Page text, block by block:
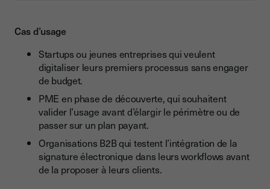
Cas d’usage
Startups ou jeunes entreprises qui veulent
digitaliser leurs premiers processus sans engager
de budget.
PME en phase de découverte, qui souhaitent
valider l’usage avant d’élargir le périmètre ou de
passer sur un plan payant.
Organisations B2B qui testent l’intégration de la
signature électronique dans leurs workflows avant
de la proposer à leurs clients.